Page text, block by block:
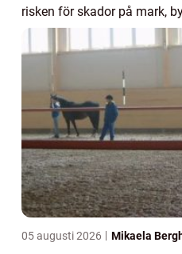
risken för skador på mark,
samtidigt som jakten följer
05 augusti 2026 Mikaela